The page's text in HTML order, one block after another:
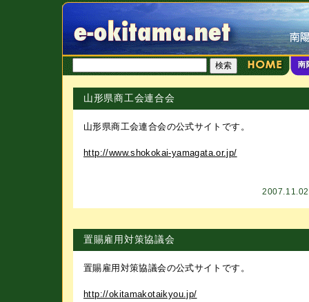
山形県商工会連合会
山形県商工会連合会の公式サイトです。
http://www.shokokai-yamagata.or.jp/
置賜雇用対策協議会
置賜雇用対策協議会の公式サイトです。
http://okitamakotaikyou.jp/